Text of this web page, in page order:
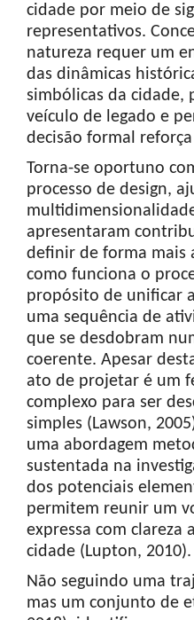
cidade por meio de
representativos.
natureza requer um
das dinâmicas
simbólicas da cidade,
veículo de legado e
decisão formal
Torna-se oportuno
processo de design,
apresentaram
definir de forma mais
como funciona o
propósito de unificar
uma sequência de
que se desdobram
coerente. Apesar
ato de projetar é um
complexo para ser
simples (Lawson,
uma abordagem
sustentada na
dos potenciais
permitem reunir um
expressa com clareza
cidade (Lupton, 2010).
Não seguindo uma
mas um conjunto de